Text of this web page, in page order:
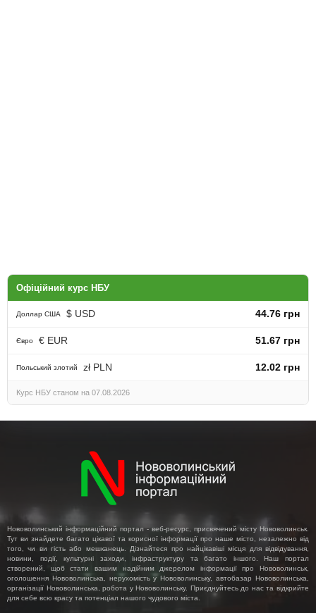
Офіційний курс НБУ
Доллар США $ USD 44.76 грн
Євро € EUR 51.67 грн
Польський злотий zł PLN 12.02 грн
Курс НБУ станом на 07.08.2026
Нововолинський інформаційний портал - веб-ресурс, присвячений місту Нововолинськ.
Тут ви знайдете багато цікавої та корисної інформації про наше місто, незалежно від
того, чи ви гість або мешканець. Дізнайтеся про найцікавіші місця для відвідування,
новини, події, культурні заходи, інфраструктуру та багато іншого. Наш портал
створений, щоб стати вашим надійним джерелом інформації про Нововолинськ,
оголошення Нововолинська, нерухомість у Нововолинську, автобазар Нововолинська,
організації Нововолинська, робота у Нововолинську. Приєднуйтесь до нас та відкрийте
для себе всю красу та потенціал нашого чудового міста.